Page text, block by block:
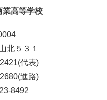
業高等学校
北５３１
代表)
進路)
8492